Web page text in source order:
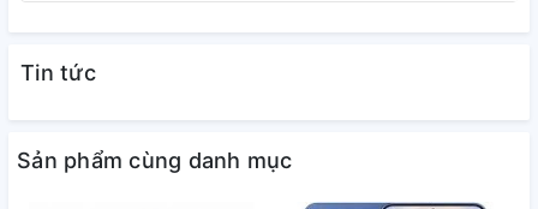
Tin tức
Sản phẩm cùng danh mục